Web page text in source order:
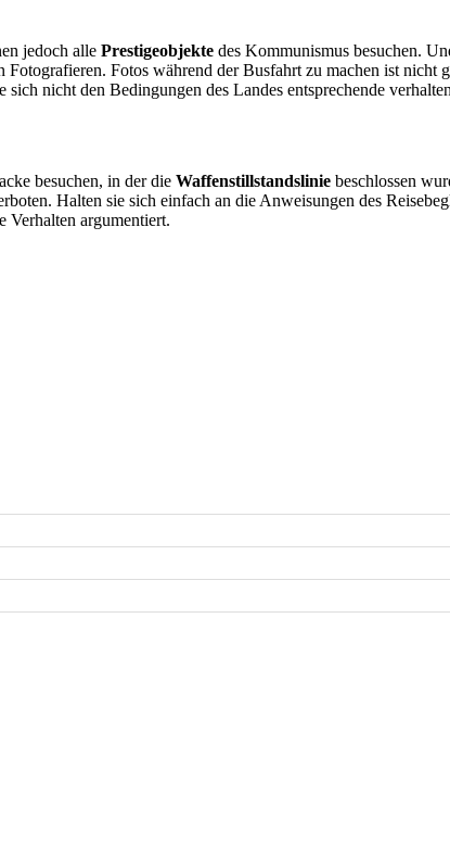
jedoch alle Prestigeobjekte des Kommunismus besuchen.
Fotos während der Busfahrt zu machen ist nicht
nicht den Bedingungen des Landes entsprechende
besuchen, in der die Waffenstillstandslinie beschlossen
Halten sie sich einfach an die Anweisungen des
Verhalten argumentiert.